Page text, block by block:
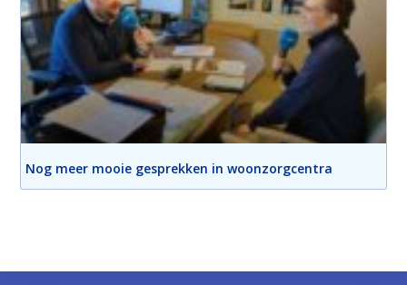
Nog meer mooie gesprekken in woonzorgcentra